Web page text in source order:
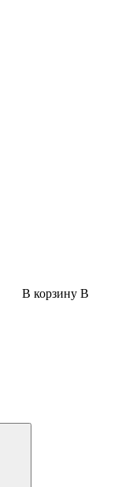
В корзину В